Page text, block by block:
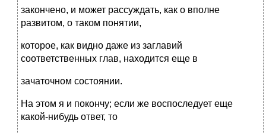
закончено, и может рассуждать, как о вполне
развитом, о таком понятии,
которое, как видно даже из заглавий
соответственных глав, находится еще в
зачаточном состоянии.
На этом я и покончу; если же воспоследует еще
какой-нибудь ответ, то